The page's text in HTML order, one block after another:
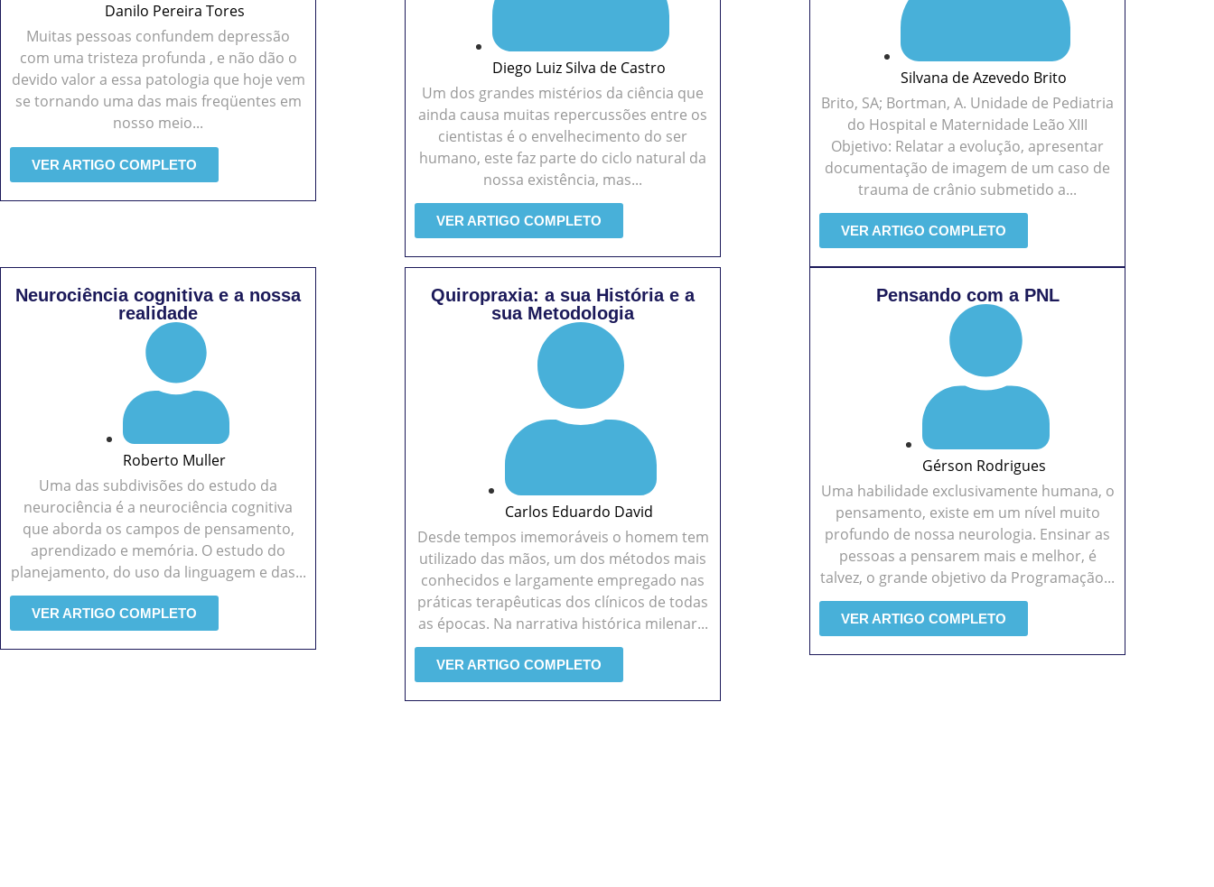
Danilo Pereira Tores
Muitas pessoas confundem depressão
com uma tristeza profunda , e não dão o
devido valor a essa patologia que hoje vem
se tornando uma das mais freqüentes em
nosso meio...
VER ARTIGO COMPLETO
Diego Luiz Silva de Castro
Um dos grandes mistérios da ciência que
ainda causa muitas repercussões entre os
cientistas é o envelhecimento do ser
humano, este faz parte do ciclo natural da
nossa existência, mas...
VER ARTIGO COMPLETO
Silvana de Azevedo Brito
Brito, SA; Bortman, A. Unidade de Pediatria
do Hospital e Maternidade Leão XIII
Objetivo: Relatar a evolução, apresentar
documentação de imagem de um caso de
trauma de crânio submetido a...
VER ARTIGO COMPLETO
Neurociência cognitiva e a nossa
realidade
Roberto Muller
Uma das subdivisões do estudo da
neurociência é a neurociência cognitiva
que aborda os campos de pensamento,
aprendizado e memória. O estudo do
planejamento, do uso da linguagem e das...
VER ARTIGO COMPLETO
Quiropraxia: a sua História e a
sua Metodologia
Carlos Eduardo David
Desde tempos imemoráveis o homem tem
utilizado das mãos, um dos métodos mais
conhecidos e largamente empregado nas
práticas terapêuticas dos clínicos de todas
as épocas. Na narrativa histórica milenar...
VER ARTIGO COMPLETO
Pensando com a PNL
Gérson Rodrigues
Uma habilidade exclusivamente humana, o
pensamento, existe em um nível muito
profundo de nossa neurologia. Ensinar as
pessoas a pensarem mais e melhor, é
talvez, o grande objetivo da Programação...
VER ARTIGO COMPLETO